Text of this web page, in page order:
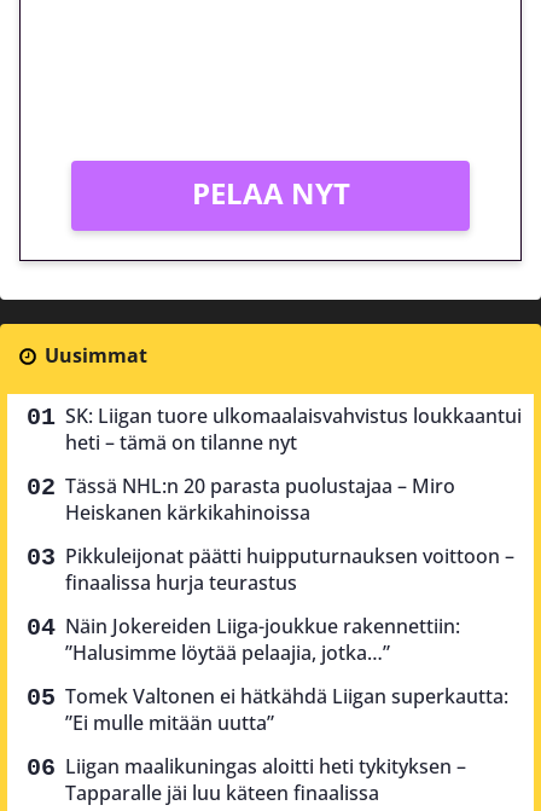
PELAA NYT
Uusimmat
SK: Liigan tuore ulkomaalaisvahvistus loukkaantui
heti – tämä on tilanne nyt
Tässä NHL:n 20 parasta puolustajaa – Miro
Heiskanen kärkikahinoissa
Pikkuleijonat päätti huipputurnauksen voittoon –
finaalissa hurja teurastus
Näin Jokereiden Liiga-joukkue rakennettiin:
”Halusimme löytää pelaajia, jotka…”
Tomek Valtonen ei hätkähdä Liigan superkautta:
”Ei mulle mitään uutta”
Liigan maalikuningas aloitti heti tykityksen –
Tapparalle jäi luu käteen finaalissa